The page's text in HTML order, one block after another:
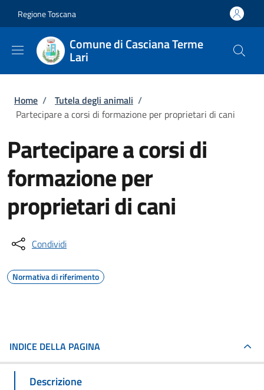
Regione Toscana
Comune di Casciana Terme
Lari
Briciole di pane
Home / Tutela degli animali /
Partecipare a corsi di formazione per proprietari di cani
Partecipare a corsi di
formazione per
proprietari di cani
Condividi
Normativa di riferimento
INDICE DELLA PAGINA
Descrizione